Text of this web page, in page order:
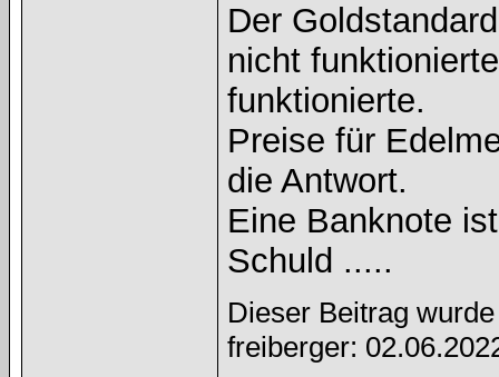
Der
nicht
funktionierte.
Preise für
die Antwort.
Eine Banknote
Schuld .....
Dieser Beitrag
freiberger: